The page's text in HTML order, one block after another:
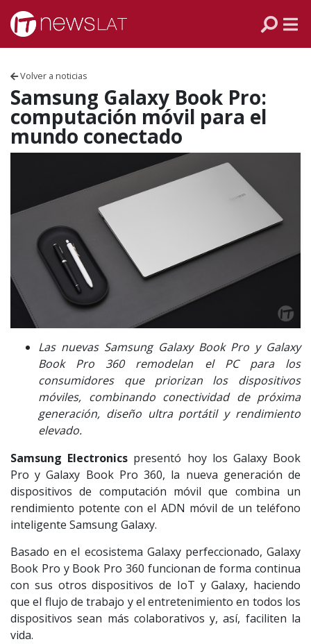
Skip to content
Volver a noticias
Samsung Galaxy Book Pro:
computación móvil para el
mundo conectado
Las nuevas Samsung Galaxy Book Pro y Galaxy
Book Pro 360 remodelan el PC para los
consumidores que priorizan los dispositivos
móviles, combinando conectividad de próxima
generación, diseño ultra portátil y rendimiento
elevado.
Samsung Electronics presentó hoy los Galaxy Book
Pro y Galaxy Book Pro 360, la nueva generación de
dispositivos de computación móvil que combina un
rendimiento potente con el ADN móvil de un teléfono
inteligente Samsung Galaxy.
Basado en el ecosistema Galaxy perfeccionado, Galaxy
Book Pro y Book Pro 360 funcionan de forma continua
con sus otros dispositivos de IoT y Galaxy, haciendo
que el flujo de trabajo y el entretenimiento en todos los
dispositivos sean más colaborativos y, así, faciliten la
vida.
VENEZUELA
ECUADOR
PERÚ
CHILE
MÉXICO